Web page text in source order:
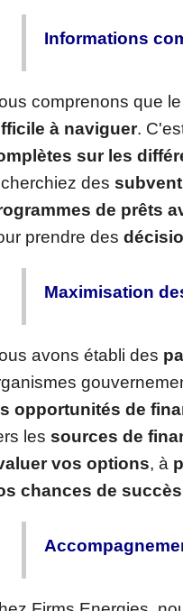
Informations
comprenons que le
à naviguer.
sur les
des
de prêts
prendre des
Maximisation
avons établi des
opportunités de
les sources de
vos options, à
chances de succès